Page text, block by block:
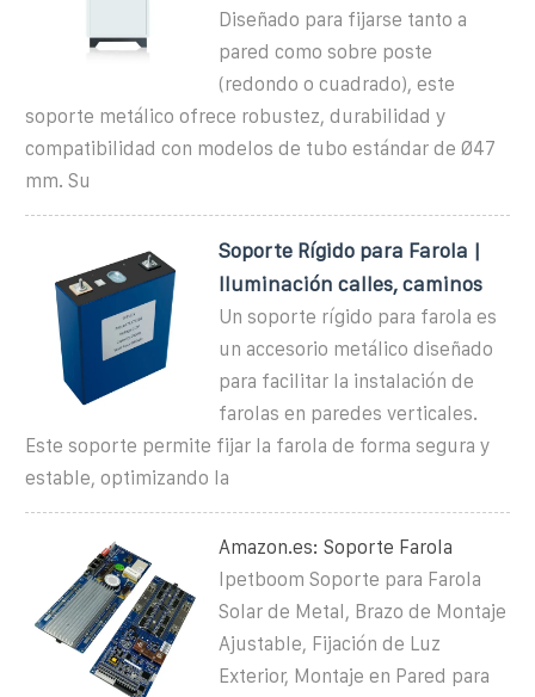
Diseñado para fijarse tanto a
pared como sobre poste
(redondo o cuadrado), este
soporte metálico ofrece robustez, durabilidad y
compatibilidad con modelos de tubo estándar de Ø47
mm. Su
Soporte Rígido para Farola |
Iluminación calles, caminos
Un soporte rígido para farola es
un accesorio metálico diseñado
para facilitar la instalación de
farolas en paredes verticales.
Este soporte permite fijar la farola de forma segura y
estable, optimizando la
Amazon.es: Soporte Farola
Ipetboom Soporte para Farola
Solar de Metal, Brazo de Montaje
Ajustable, Fijación de Luz
Exterior, Montaje en Pared para